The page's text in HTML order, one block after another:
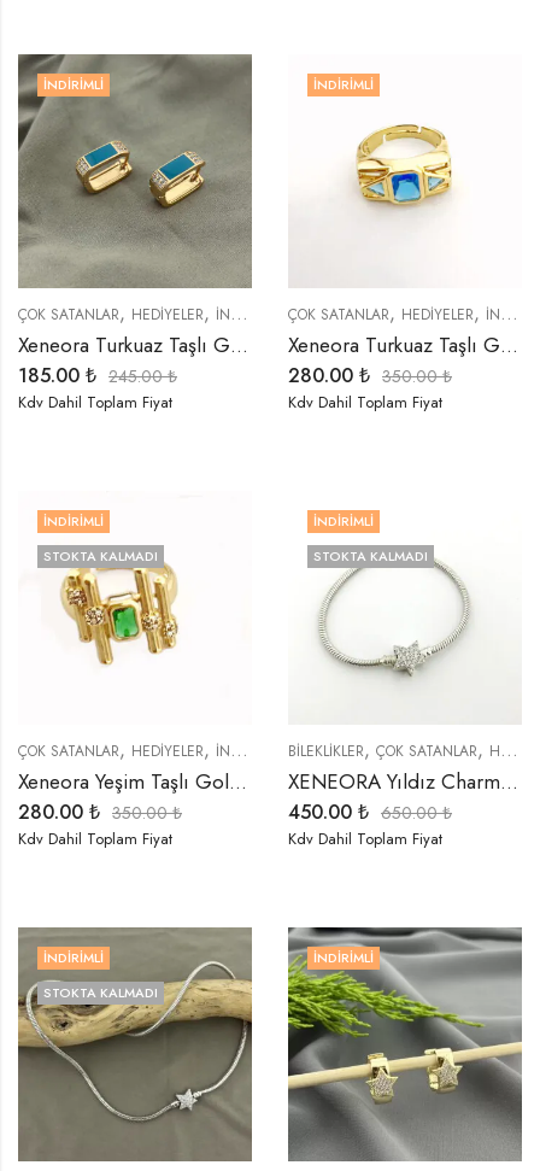
İNDIRIMLI
ÇOK SATANLAR, HEDIYELER, İNDIRIMLI ÜRÜNLER ,KÜPELER,TREND ÜRÜNLER
Xeneora Turkuaz Taşlı Gold Küpe
185.00 ₺ 245.00₺
Kdv Dahil Toplam Fiyat
İNDIRIMLI
ÇOK SATANLAR, HEDIYELER, İNDIRIMLI ÜRÜNLER
Xeneora Turkuaz Taşlı Gold Yüzük
280.00 ₺ 350.00₺
Kdv Dahil Toplam Fiyat
İNDIRIMLI
STOKTA KALMADI
ÇOK SATANLAR, HEDIYELER, İNDIRIMLI ÜRÜNLER ,ÖZEL SERİLER,TREND
Xeneora Yeşim Taşlı Gold Yüzük
280.00 ₺ 350.00₺
Kdv Dahil Toplam Fiyat
İNDIRIMLI
STOKTA KALMADI
BİLEKLİKLER, ÇOK SATANLAR, HEDIYELER
XENEORA Yıldız Charm Bileklik
450.00 ₺ 650.00₺
Kdv Dahil Toplam Fiyat
İNDIRIMLI
STOKTA KALMADI
İNDIRIMLI